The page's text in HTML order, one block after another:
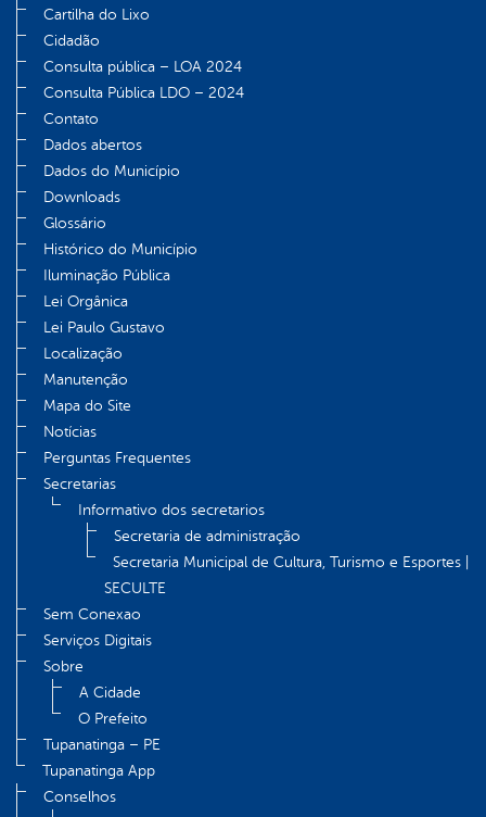
Cartilha do Lixo
Cidadão
Consulta pública – LOA 2024
Consulta Pública LDO – 2024
Contato
Dados abertos
Dados do Município
Downloads
Glossário
Histórico do Município
Iluminação Pública
Lei Orgânica
Lei Paulo Gustavo
Localização
Manutenção
Mapa do Site
Notícias
Perguntas Frequentes
Secretarias
Informativo dos secretarios
Secretaria de administração
Secretaria Municipal de Cultura, Turismo e Esportes |
SECULTE
Sem Conexao
Serviços Digitais
Sobre
A Cidade
O Prefeito
Tupanatinga – PE
Tupanatinga App
Conselhos